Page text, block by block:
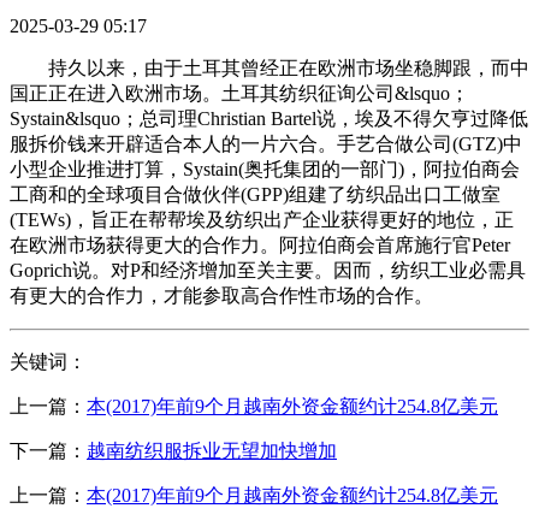
2025-03-29 05:17
持久以来，由于土耳其曾经正在欧洲市场坐稳脚跟，而中
国正正在进入欧洲市场。土耳其纺织征询公司&lsquo；
Systain&lsquo；总司理Christian Bartel说，埃及不得欠亨过降低
服拆价钱来开辟适合本人的一片六合。手艺合做公司(GTZ)中
小型企业推进打算，Systain(奥托集团的一部门)，阿拉伯商会
工商和的全球项目合做伙伴(GPP)组建了纺织品出口工做室
(TEWs)，旨正在帮帮埃及纺织出产企业获得更好的地位，正
在欧洲市场获得更大的合作力。阿拉伯商会首席施行官Peter
Goprich说。对P和经济增加至关主要。因而，纺织工业必需具
有更大的合作力，才能参取高合作性市场的合作。
关键词：
上一篇： 本(2017)年前9个月越南外资金额约计254.8亿美元
下一篇： 越南纺织服拆业无望加快增加
上一篇： 本(2017)年前9个月越南外资金额约计254.8亿美元